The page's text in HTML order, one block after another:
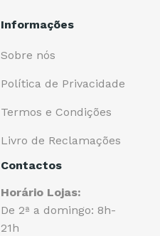
Informações
Sobre nós
Política de Privacidade
Termos e Condições
Livro de Reclamações
Contactos
Horário Lojas:
De 2ª a domingo: 8h-
21h